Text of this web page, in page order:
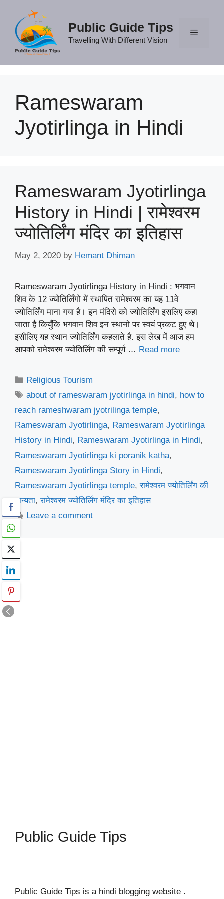
content
Public Guide Tips
Travelling With Different Vision
Rameswaram
Jyotirlinga in Hindi
Rameswaram Jyotirlinga
History in Hindi | रामेश्वरम
ज्योतिर्लिंग मंदिर का इतिहास
May 2, 2020 by Hemant Dhiman
Rameswaram Jyotirlinga History in Hindi : भगवान
शिव के 12 ज्योतिर्लिंगो में स्थापित रामेश्वरम का यह 11वे
ज्योतिर्लिंग माना गया है। इन मंदिरो को ज्योतिर्लिंग इसलिए कहा
जाता है कियुँकि भगवान शिव इन स्थानो पर स्वयं प्रकट हुए थे।
इसीलिए यह स्थान ज्योतिर्लिंग कहलाते है. इस लेख में आज हम
आपको रामेश्वरम ज्योतिर्लिंग की सम्पूर्ण … Read more
Categories
Religious Tourism
Tags
about of rameswaram jyotirlinga in hindi, how to
reach rameshwaram jyotrilinga temple,
Rameswaram Jyotirlinga, Rameswaram Jyotirlinga
History in Hindi, Rameswaram Jyotirlinga in Hindi,
Rameswaram Jyotirlinga ki poranik katha,
Rameswaram Jyotirlinga Story in Hindi,
Rameswaram Jyotirlinga temple,रामेश्वरम ज्योतिर्लिंग की
मान्यता,रामेश्वरम ज्योतिर्लिंग मंदिर का इतिहास
Leave a comment
Public Guide Tips
Public Guide Tips is a hindi blogging website .